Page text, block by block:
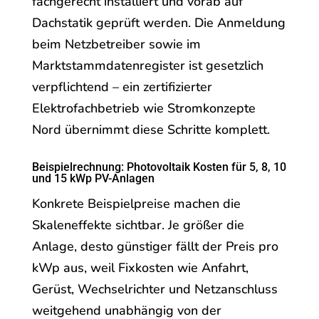
Dachstatik geprüft werden. Die Anmeldung
beim Netzbetreiber sowie im
Marktstammdatenregister ist gesetzlich
verpflichtend – ein zertifizierter
Elektrofachbetrieb wie Stromkonzepte
Nord übernimmt diese Schritte komplett.
Beispielrechnung: Photovoltaik Kosten für 5, 8, 10
und 15 kWp PV-Anlagen
Konkrete Beispielpreise machen die
Skaleneffekte sichtbar. Je größer die
Anlage, desto günstiger fällt der Preis pro
kWp aus, weil Fixkosten wie Anfahrt,
Gerüst, Wechselrichter und Netzanschluss
weitgehend unabhängig von der